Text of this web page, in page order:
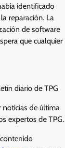
identificado
reparación. La
de software
que cualquier
diario de TPG
de última
expertos de TPG.